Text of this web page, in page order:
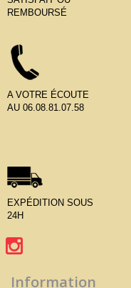
REMBOURSÉ
A VOTRE ÉCOUTE
AU 06.08.81.07.58
EXPÉDITION SOUS
24H
Information